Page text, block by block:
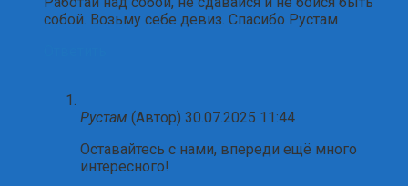
собой. Возьму себе девиз. Спасибо Рустам
Рустам (Автор) 30.07.2025 11:44
Оставайтесь с нами, впереди ещё много
интересного!